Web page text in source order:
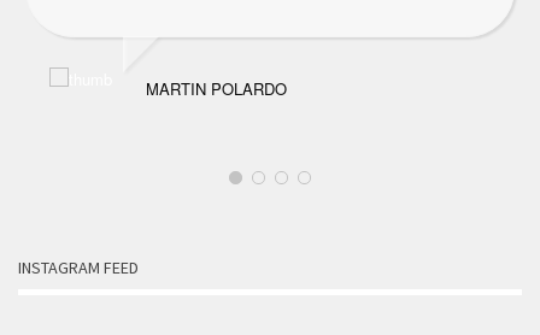
MARTIN POLARDO
INSTAGRAM FEED